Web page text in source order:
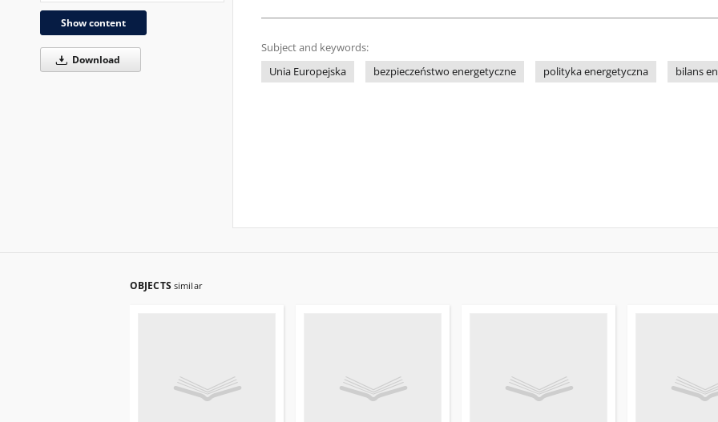
Show content
Download
Subject and keywords:
Unia Europejska
bezpieczeństwo energetyczne polityka energetyczna bilans
OBJECTS similar